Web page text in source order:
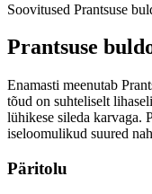
Soovitused Prantsuse
Prantsuse
Enamasti meenutab
tõud on suhteliselt
lühikese sileda karvaga.
iseloomulikud suured
Päritolu